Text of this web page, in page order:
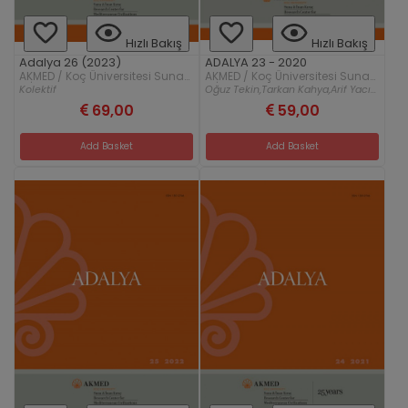
Hızlı Bakış
Adalya 26 (2023)
AKMED / Koç Üniversitesi Suna
& İnan Kıraç Akdeniz
Medeniyetleri Araştırma Merkezi
Kolektif
69,00
Add Basket
Hızlı Bakış
ADALYA 23 - 2020
AKMED / Koç Üniversitesi Suna
& İnan Kıraç Akdeniz
Medeniyetleri Araştırma Merkezi
Oğuz Tekin,Tarkan Kahya,Arif Yacı...
59,00
Add Basket